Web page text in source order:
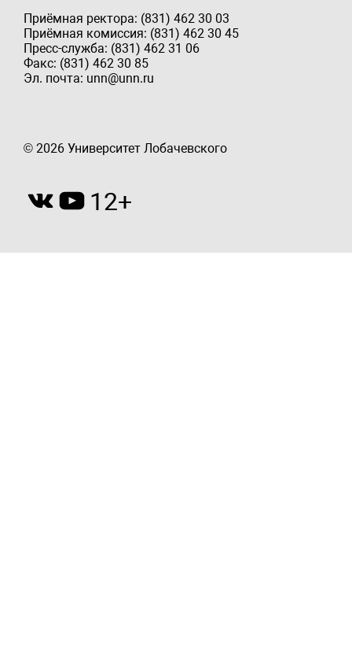
Приёмная ректора: (831) 462 30 03
Приёмная комиссия: (831) 462 30 45
Пресс-служба: (831) 462 31 06
Факс: (831) 462 30 85
Эл. почта: unn@unn.ru
© 2026 Университет Лобачевского
12+